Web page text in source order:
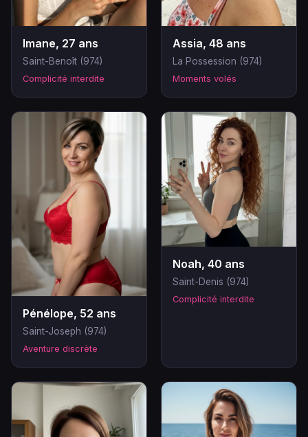
Imane, 27 ans
Saint-Benoît (974)
Complicité interdite
Assia, 48 ans
La Possession (974)
Moments volés
Pénélope, 52 ans
Saint-Joseph (974)
Aventure discrète
Noah, 40 ans
Saint-Denis (974)
Complicité interdite